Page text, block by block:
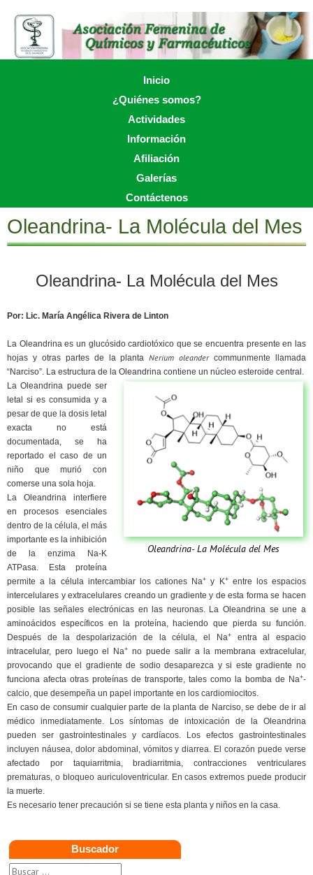
content
Inicio
¿Quiénes somos?
Actividades
Información
Afiliación
Galerías
Contáctenos
Oleandrina- La Molécula del Mes
Oleandrina- La Molécula del Mes
Por: Lic. María Angélica Rivera de Linton
La Oleandrina es un glucósido cardiotóxico que se encuentra presente en las
hojas y otras partes de la plantaNerium oleandercommunmente llamada
“Narciso”. La estructura de la Oleandrina contiene un núcleo esteroide central.
Oleandrina- La Molécula del Mes
La Oleandrina puede ser
letal si es consumida y a
pesar de que la dosis letal
exacta no está
documentada, se ha
reportado el caso de un
niño que murió con
comerse una sola hoja.
La Oleandrina interfiere
en procesos esenciales
dentro de la célula, el más
importante es la inhibición
de la enzima Na-K
ATPasa. Esta proteína
permite a la célula intercambiar los cationes Na+ y K+entre los espacios
intercelulares y extracelulares creando un gradiente y de esta forma se hacen
posible las señales electrónicas en las neuronas. La Oleandrina se une a
aminoácidos específicos en la proteína, haciendo que pierda su función.
Después de la despolarización de la célula, el Na+entra al espacio
intracelular, pero luego el Na+ no puede salir a la membrana extracelular,
provocando que el gradiente de sodio desaparezca y si este gradiente no
funciona afecta otras proteínas de transporte, tales como la bomba de Na+-
calcio, que desempeña un papel importante en los cardiomiocitos.
En caso de consumir cualquier parte de la planta de Narciso, se debe de ir al
médico inmediatamente. Los síntomas de intoxicación de la Oleandrina
pueden ser gastrointestinales y cardíacos. Los efectos gastrointestinales
incluyen náusea, dolor abdominal, vómitos y diarrea. El corazón puede verse
afectado por taquiarritmia, bradiarritmia, contracciones ventriculares
prematuras, o bloqueo auriculoventricular. En casos extremos puede producir
la muerte.
Es necesario tener precaución si se tiene esta planta y niños en la casa.
Buscador